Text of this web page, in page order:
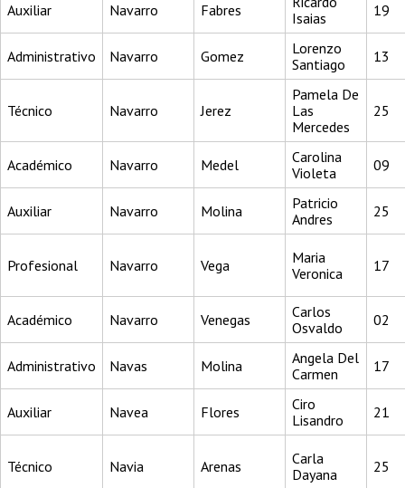
Auxiliar Navarro Fabres
Isaias
19
Administrativo Navarro Gomez
Lorenzo
Santiago
13
Técnico Navarro Jerez
Pamela De
Las
Mercedes
25
Académico Navarro Medel
Carolina
Violeta
09
Auxiliar Navarro Molina
Patricio
Andres
25
Profesional Navarro Vega
Maria
Veronica
17
Académico Navarro Venegas
Carlos
Osvaldo
02
Administrativo Navas Molina
Angela Del
Carmen
17
Auxiliar Navea Flores
Ciro
Lisandro
21
Técnico Navia Arenas
Carla
Dayana
25